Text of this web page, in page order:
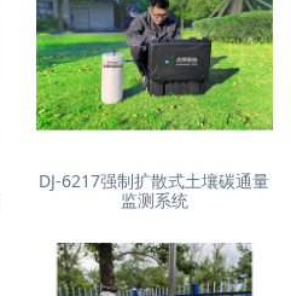
DJ-6217强制扩散式土壤碳通量
监测系统